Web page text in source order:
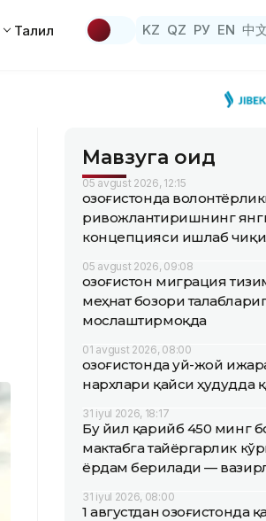
Таҳлил KZ QZ РУ EN 中
Мавзуга оид
05 avgust 2026, 12:15
Қозоғистонда
ривожлантиришнинг
концепцияси ишлаб
05 avgust 2026, 09:08
Қозоғистон миграция
меҳнат бозори
мослаштирмоқда
01 avgust 2026, 08:00
Қозоғистонда уй-жой
нархлари қайси ҳудудда
31 iyul 2026, 18:17
Бу йил қарийб 450 минг
мактабга тайёргарлик
ёрдам берилади —
31 iyul 2026, 08:00
1 августдан Қозоғистонда